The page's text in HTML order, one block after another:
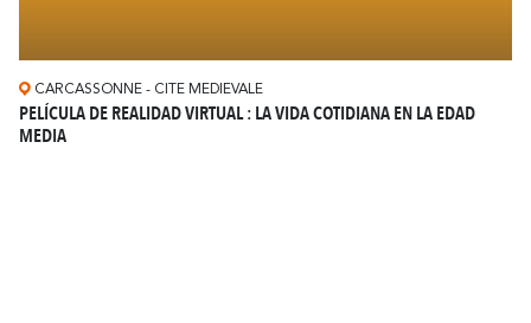
CARCASSONNE - CITE MEDIEVALE
PELÍCULA DE REALIDAD VIRTUAL : LA VIDA COTIDIANA EN LA EDAD
MEDIA